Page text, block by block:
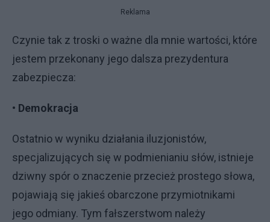
Reklama
Czynie tak z troski o ważne dla mnie wartości, które
jestem przekonany jego dalsza prezydentura
zabezpiecza:
• Demokracja
Ostatnio w wyniku działania iluzjonistów,
specjalizujących się w podmienianiu słów, istnieje
dziwny spór o znaczenie przecież prostego słowa,
pojawiają się jakieś obarczone przymiotnikami
jego odmiany. Tym fałszerstwom należy